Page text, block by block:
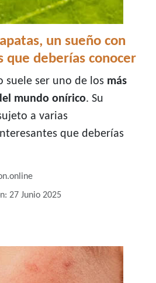
un sueño con
que deberías conocer
suele ser uno de los más
mundo onírico. Su
a varias
que deberías
27 Junio 2025